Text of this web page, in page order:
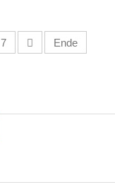
7 Ende